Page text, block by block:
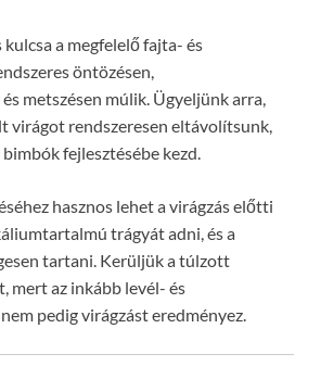
kulcsa a megfelelő fajta- és
öntözésen,
metszésen múlik. Ügyeljünk arra,
virágot rendszeresen eltávolítsunk,
fejlesztésébe kezd.
hasznos lehet a virágzás előtti
trágyát adni, és a
tartani. Kerüljük a túlzott
mert az inkább levél- és
pedig virágzást eredményez.